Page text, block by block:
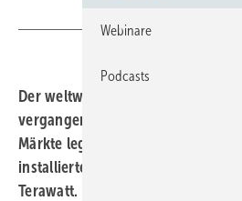
Der weltweite Zubau von
vergangenen Jahr um ein Drittel
Märkte legten aber besonders
installierte Leistung lag zum
Terawatt.
Webinare
Podcasts